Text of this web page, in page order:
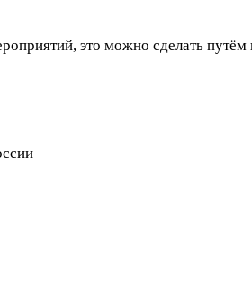
это можно сделать